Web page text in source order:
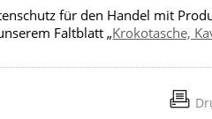
für den Handel mit
Faltblatt „Krokotasche,